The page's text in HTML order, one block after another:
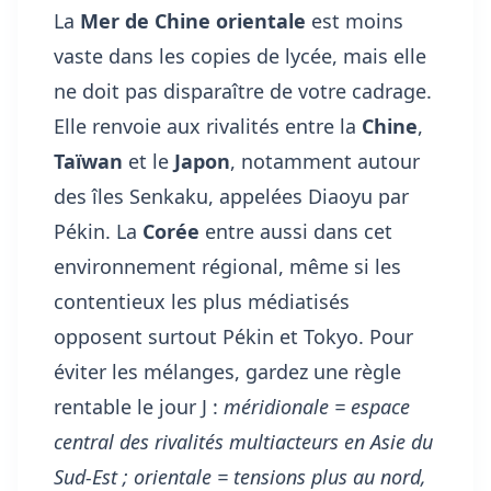
La Mer de Chine orientale est moins
vaste dans les copies de lycée, mais elle
ne doit pas disparaître de votre cadrage.
Elle renvoie aux rivalités entre la Chine,
Taïwan et le Japon, notamment autour
des îles Senkaku, appelées Diaoyu par
Pékin. La Corée entre aussi dans cet
environnement régional, même si les
contentieux les plus médiatisés
opposent surtout Pékin et Tokyo. Pour
éviter les mélanges, gardez une règle
rentable le jour J : méridionale = espace
central des rivalités multiacteurs en Asie du
Sud-Est ; orientale = tensions plus au nord,